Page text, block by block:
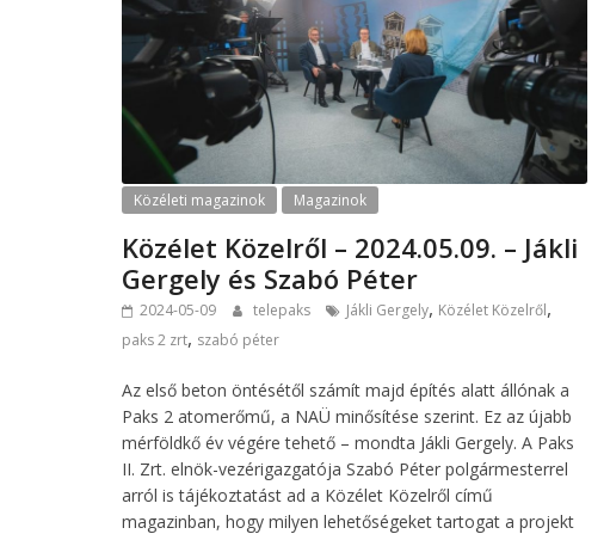
Közéleti magazinok Magazinok
Közélet Közelről – 2024.05.09. – Jákli
Gergely és Szabó Péter
2024-05-09 telepaks Jákli Gergely, Közélet Közelről,
paks 2 zrt, szabó péter
Az első beton öntésétől számít majd építés alatt állónak a
Paks 2 atomerőmű, a NAÜ minősítése szerint. Ez az újabb
mérföldkő év végére tehető – mondta Jákli Gergely. A Paks
II. Zrt. elnök-vezérigazgatója Szabó Péter polgármesterrel
arról is tájékoztatást ad a Közélet Közelről című
magazinban, hogy milyen lehetőségeket tartogat a projekt